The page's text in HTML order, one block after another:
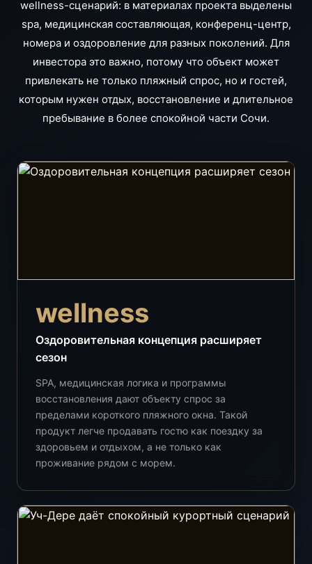
wellness-сценарий: в материалах проекта выделены
spa, медицинская составляющая, конференц-центр,
номера и оздоровление для разных поколений. Для
инвестора это важно, потому что объект может
привлекать не только пляжный спрос, но и гостей,
которым нужен отдых, восстановление и длительное
пребывание в более спокойной части Сочи.
wellness
Оздоровительная концепция расширяет
сезон
SPA, медицинская логика и программы
восстановления дают объекту спрос за
пределами короткого пляжного окна. Такой
продукт легче продавать гостю как поездку за
здоровьем и отдыхом, а не только как
проживание рядом с морем.